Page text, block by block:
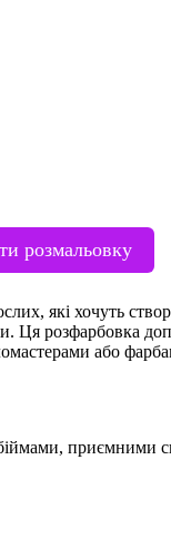
розмальовку
які хочуть
розфарбовка
або